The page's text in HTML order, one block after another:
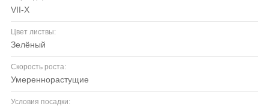
VII-X
Цвет листвы:
зелёный
Скорость роста:
умереннорастущие
Условия посадки: